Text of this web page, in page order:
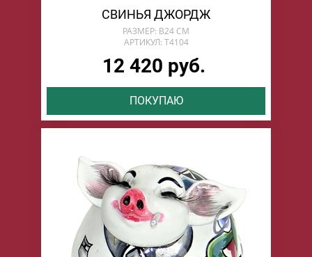
СВИНЬЯ ДЖОРДЖ
РАЗМЕР: В24 СМ
АРТИКУЛ: T4104
12 420 руб.
ПОКУПАЮ